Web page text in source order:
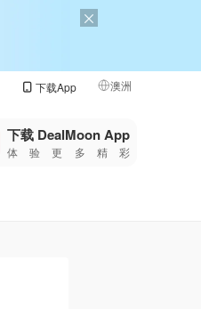
下载App 澳洲
🇺🇸
🇨🇳 中国
下载 DealMoon App
体验更多精彩